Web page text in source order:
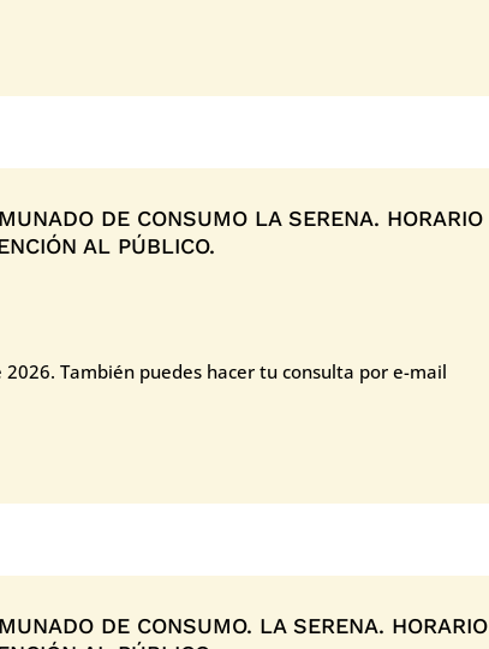
DE CONSUMO LA SERENA. HORARIO
AL PÚBLICO.
También puedes hacer tu consulta por e-mail
DE CONSUMO. LA SERENA. HORARIO